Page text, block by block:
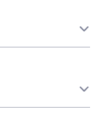
Le-Haut